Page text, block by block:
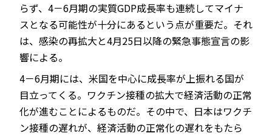
らず、4－6月期の実質GDP成長率も連続してマイナ
スとなる可能性が十分にあるという点が重要だ。それ
は、感染の再拡大と4月25日以降の緊急事態宣言の影
響による。
4－6月期には、米国を中心に成長率が上振れる国が
目立ってくる。ワクチン接種の拡大で経済活動の正常
化が進むことによるものだ。その中で、日本はワクチ
ン接種の遅れが、経済活動の正常化の遅れをもたら